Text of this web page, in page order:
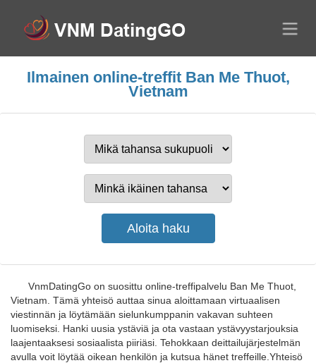
Ilmainen online-treffit Ban Me Thuot,
Vietnam
VnmDatingGo on suosittu online-treffipalvelu Ban Me Thuot,
Vietnam. Tämä yhteisö auttaa sinua aloittamaan virtuaalisen
viestinnän ja löytämään sielunkumppanin vakavan suhteen
luomiseksi. Hanki uusia ystäviä ja ota vastaan ystävyystarjouksia
laajentaaksesi sosiaalista piiriäsi. Tehokkaan deittailujärjestelmän
avulla voit löytää oikean henkilön ja kutsua hänet treffeille.Yhteisö